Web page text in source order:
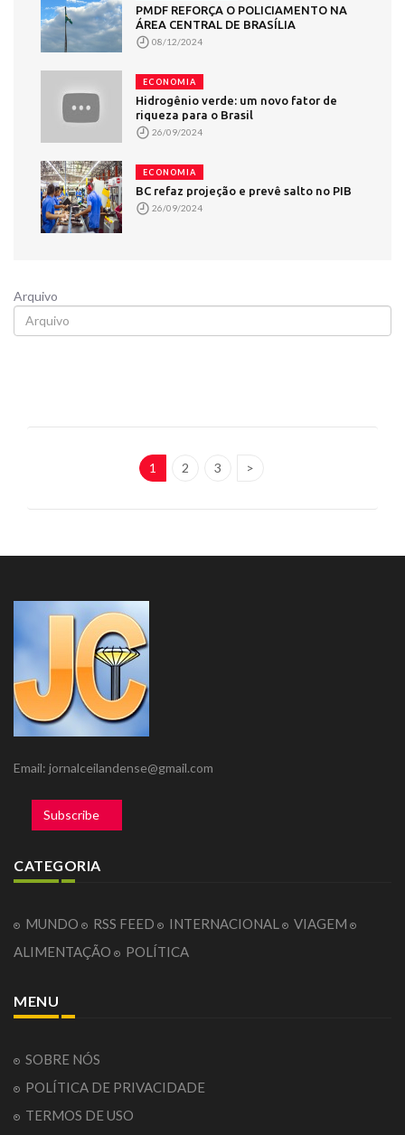
PMDF REFORÇA O POLICIAMENTO NA
ÁREA CENTRAL DE BRASÍLIA
08/12/2024
ECONOMIA
Hidrogênio verde: um novo fator de
riqueza para o Brasil
26/09/2024
ECONOMIA
BC refaz projeção e prevê salto no PIB
26/09/2024
Arquivo
1 2 3 >
Email: jornalceilandense@gmail.com
Subscribe
CATEGORIA
MUNDO RSS FEED INTERNACIONAL
VIAGEM
ALIMENTAÇÃO
POLÍTICA
MENU
SOBRE NÓS
POLÍTICA DE PRIVACIDADE
TERMOS DE USO